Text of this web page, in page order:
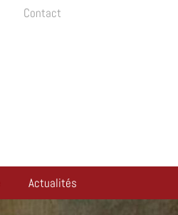
Contact
Actualités